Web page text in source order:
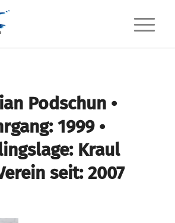
Podschun •
1999 •
Kraul
seit: 2007